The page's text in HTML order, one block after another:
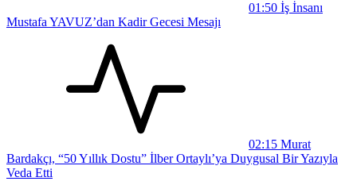
01:50 İş İnsanı
Mustafa YAVUZ’dan Kadir Gecesi Mesajı
02:15 Murat
Bardakçı, “50 Yıllık Dostu” İlber Ortaylı’ya Duygusal Bir Yazıyla
Veda Etti